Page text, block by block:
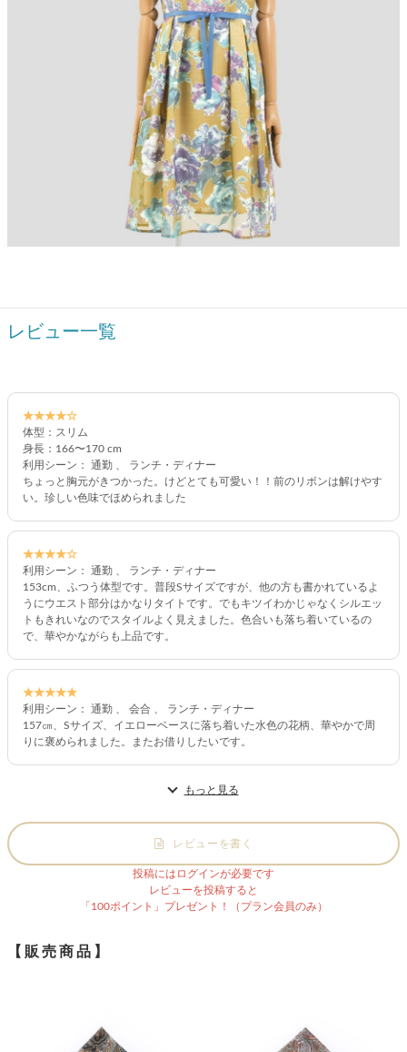
レビュー一覧
★★★★☆
体型：スリム
身長：166〜170 cm
利用シーン： 通勤 、 ランチ・ディナー
ちょっと胸元がきつかった。けどとても可愛い！！前のリボンは解けやす
い。珍しい色味でほめられました
★★★★☆
利用シーン： 通勤 、 ランチ・ディナー
153cm、ふつう体型です。普段Sサイズですが、他の方も書かれているよ
うにウエスト部分はかなりタイトです。でもキツイわかじゃなくシルエッ
トもきれいなのでスタイルよく見えました。色合いも落ち着いているの
で、華やかながらも上品です。
★★★★★
利用シーン： 通勤 、 会合 、 ランチ・ディナー
157㎝、Sサイズ、イエローベースに落ち着いた水色の花柄、華やかで周
りに褒められました。またお借りしたいです。
もっと見る
レビューを書く
投稿にはログインが必要です
レビューを投稿すると
「100ポイント」プレゼント！（プラン会員のみ）
【販売商品】